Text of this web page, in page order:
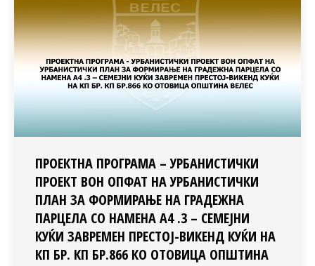
ПРОЕКТНА ПРОГРАМА – УРБАНИСТИЧКИ
ПРОЕКТ ВОН ОПФАТ НА УРБАНИСТИЧКИ
ПЛАН ЗА ФОРМИРАЊЕ НА ГРАДЕЖНА
ПАРЦЕЛА СО НАМЕНА А4 .3 – СЕМЕЈНИ
КУЌИ ЗАВРЕМЕН ПРЕСТОЈ-ВИКЕНД КУЌИ НА
КП БР. КП БР.866 КО ОТОВИЦА ОПШТИНА